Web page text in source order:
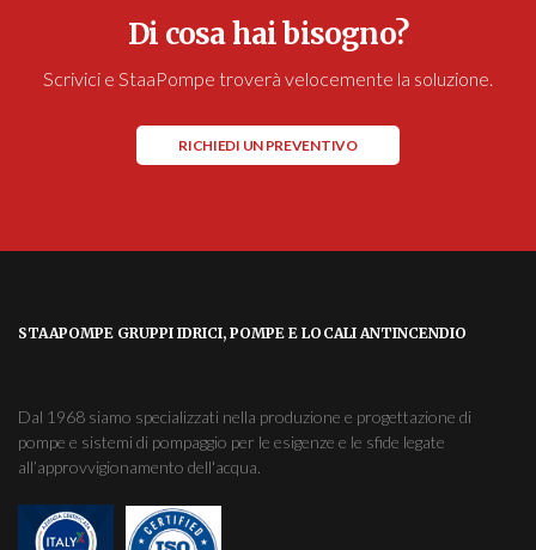
Di cosa hai bisogno?
Scrivici e StaaPompe troverà velocemente la soluzione.
RICHIEDI UN PREVENTIVO
STAAPOMPE GRUPPI IDRICI, POMPE E LOCALI ANTINCENDIO
Dal 1968 siamo specializzati nella produzione e progettazione di
pompe e sistemi di pompaggio per le esigenze e le sfide legate
all’approvvigionamento dell'acqua.